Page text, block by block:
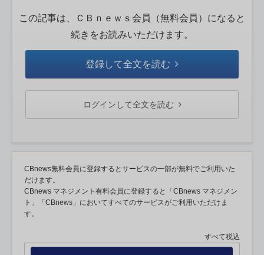
この記事は、ＣＢｎｅｗｓ会員（無料会員）になると
続きをお読みいただけます。
登録して全文を読む
ログインして全文を読む
CBnews無料会員に登録するとサービスの一部が無料でご利用いた
だけます。
CBnews マネジメント有料会員に登録すると「CBnews マネジメン
ト」「CBnews」においてすべてのサービスがご利用いただけま
す。
すべて税込